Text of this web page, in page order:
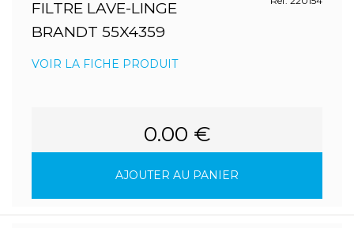
FILTRE LAVE-LINGE
BRANDT 55X4359
VOIR LA FICHE PRODUIT
0.00 €
AJOUTER AU PANIER